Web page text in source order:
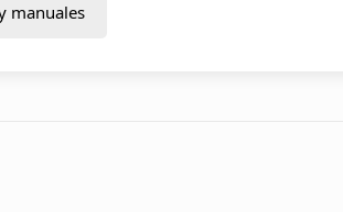
manuales